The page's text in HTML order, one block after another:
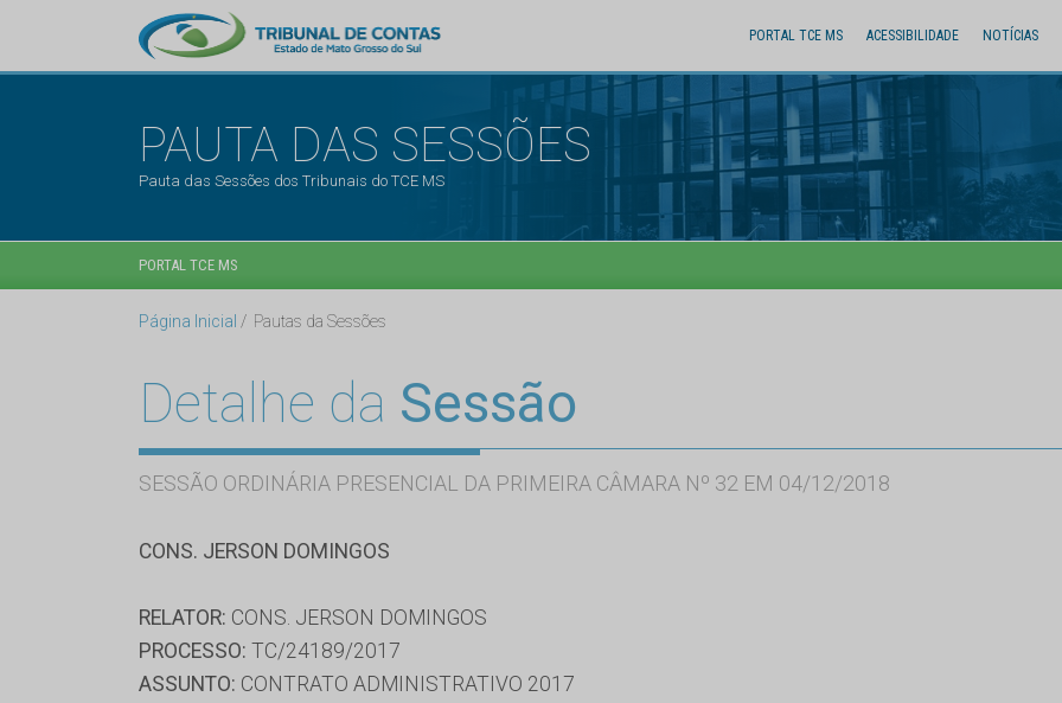
PORTAL TCE MS ACESSIBILIDADE NOTÍCIAS
PAUTA DAS SESSÕES
Pauta das Sessões dos Tribunais do TCE MS
PORTAL TCE MS
Página Inicial Pautas da Sessões
Detalhe da Sessão
SESSÃO ORDINÁRIA PRESENCIAL DA PRIMEIRA CÂMARA Nº 32 EM 04/12/2018
CONS. JERSON DOMINGOS
RELATOR: CONS. JERSON DOMINGOS
PROCESSO: TC/24189/2017
ASSUNTO: CONTRATO ADMINISTRATIVO 2017